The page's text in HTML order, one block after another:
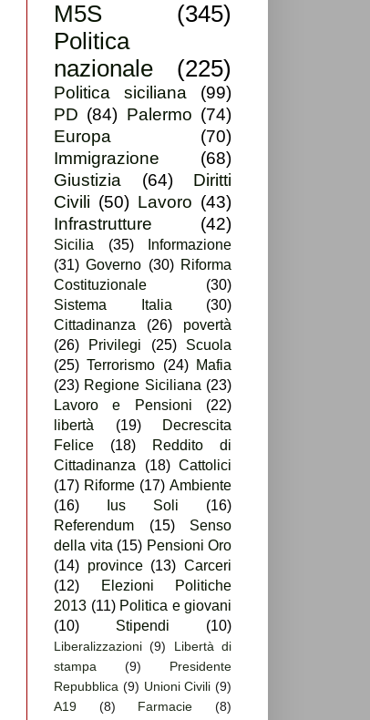
M5S
(345)
Politica
nazionale
(225)
Politica siciliana
(99)
PD (84) Palermo (74)
Europa
(70)
Immigrazione
(68)
Giustizia
(64)
Diritti
Civili (50) Lavoro (43)
Infrastrutture
(42)
Sicilia (35)
Informazione
(31) Governo (30) Riforma
Costituzionale
(30)
Sistema Italia
(30)
Cittadinanza
(26)
povertà
(26)
Privilegi (25)
Scuola
(25) Terrorismo (24)
Mafia
(23) Regione Siciliana (23)
Lavoro e Pensioni
(22)
libertà
(19)
Decrescita
Felice
(18)
Reddito di
Cittadinanza
(18) Cattolici
(17) Riforme (17) Ambiente
(16)
Ius Soli
(16)
Referendum
(15)
Senso
della vita (15) Pensioni Oro
(14) province (13) Carceri
(12)
Elezioni Politiche
2013 (11) Politica e giovani
(10)
Stipendi (10)
Liberalizzazioni (9)
Libertà di
stampa
(9)
Presidente
Repubblica (9) Unioni Civili (9)
A19
(8) Farmacie
(8)